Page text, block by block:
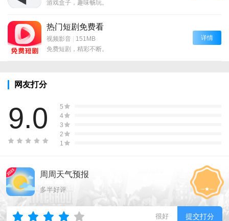
游戏盒子，趣味畅玩。
热门短剧免费看
视频影音 | 151MB
免费短剧，精彩不断。
详情
网友打分
9.0
5
4
3
2
1
周周天气预报
多半好评
很好 提交打分